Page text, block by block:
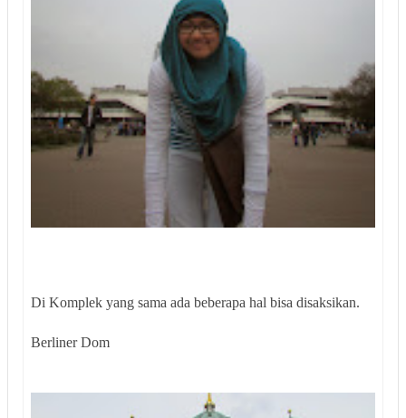
Di Komplek yang sama ada beberapa hal bisa disaksikan.
Berliner Dom